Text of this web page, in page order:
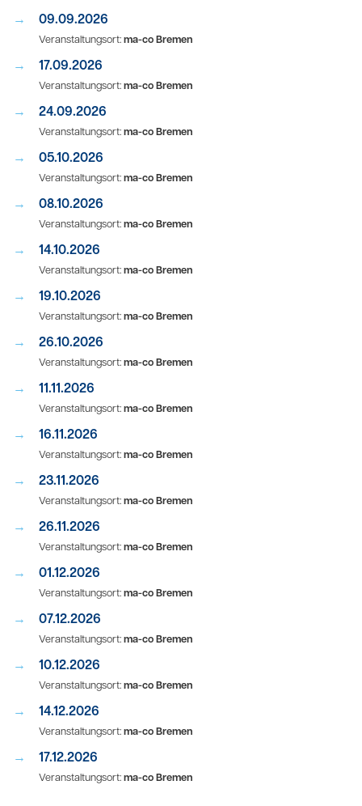
09.09.2026
Veranstaltungsort: ma-co Bremen
17.09.2026
Veranstaltungsort: ma-co Bremen
24.09.2026
Veranstaltungsort: ma-co Bremen
05.10.2026
Veranstaltungsort: ma-co Bremen
08.10.2026
Veranstaltungsort: ma-co Bremen
14.10.2026
Veranstaltungsort: ma-co Bremen
19.10.2026
Veranstaltungsort: ma-co Bremen
26.10.2026
Veranstaltungsort: ma-co Bremen
11.11.2026
Veranstaltungsort: ma-co Bremen
16.11.2026
Veranstaltungsort: ma-co Bremen
23.11.2026
Veranstaltungsort: ma-co Bremen
26.11.2026
Veranstaltungsort: ma-co Bremen
01.12.2026
Veranstaltungsort: ma-co Bremen
07.12.2026
Veranstaltungsort: ma-co Bremen
10.12.2026
Veranstaltungsort: ma-co Bremen
14.12.2026
Veranstaltungsort: ma-co Bremen
17.12.2026
Veranstaltungsort: ma-co Bremen